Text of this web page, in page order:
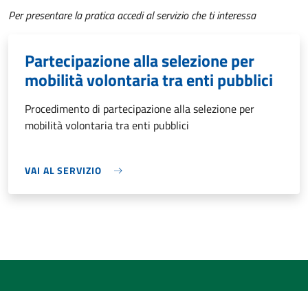
Per presentare la pratica accedi al servizio che ti interessa
Partecipazione alla selezione per
mobilità volontaria tra enti pubblici
Procedimento di partecipazione alla selezione per
mobilità volontaria tra enti pubblici
VAI AL SERVIZIO